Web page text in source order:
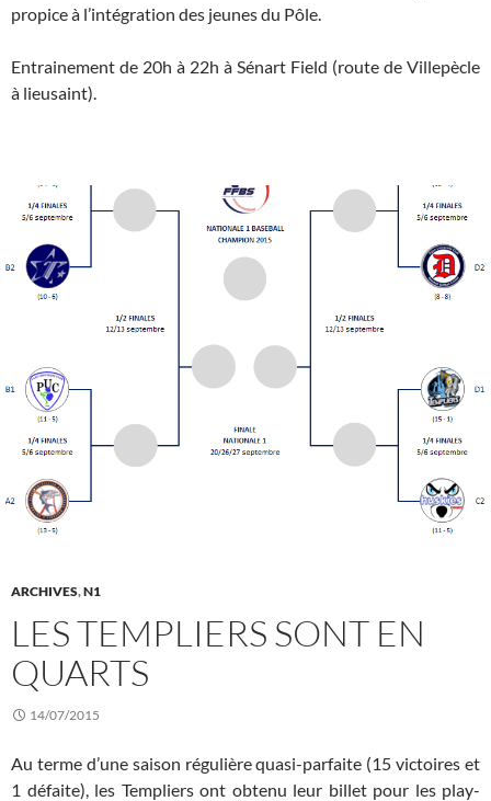
propice à l’intégration des jeunes du Pôle.
Entrainement de 20h à 22h à Sénart Field (route de Villepècle
à lieusaint).
ARCHIVES,N1
LES TEMPLIERS SONT EN
QUARTS
14/07/2015
Au terme d’une saison régulière quasi-parfaite (15 victoires et
1 défaite), les Templiers ont obtenu leur billet pour les play-